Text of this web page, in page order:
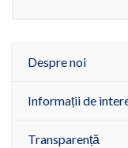
Despre noi
Informații de
Transparență